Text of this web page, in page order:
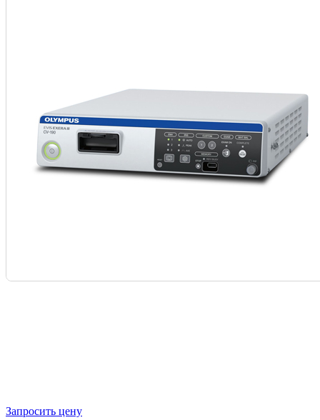
Запросить цену